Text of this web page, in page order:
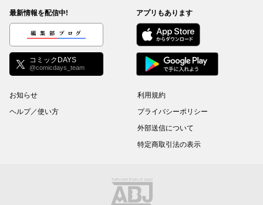
最新情報を配信中!
編集部ブログ
コミックDAYS
@comicdays_team
アプリもあります
お知らせ
ヘルプ／使い方
利用規約
プライバシーポリシー
外部送信について
特定商取引法の表示